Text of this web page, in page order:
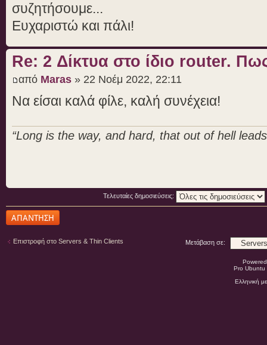
συζητήσουμε...
Ευχαριστώ και πάλι!
Re: 2 Δίκτυα στο ίδιο router.
από Maras » 22 Νοέμ 2022, 22:11
Να είσαι καλά φίλε, καλή συνέχεια!
“Long is the way, and hard, that out of hell
Τελευταίες δημοσιεύσεις:
Δημιουργία
απάντησης
Επιστροφή στο Servers & Thin Clients Μετάβαση σε:
Pro
Ελληνική